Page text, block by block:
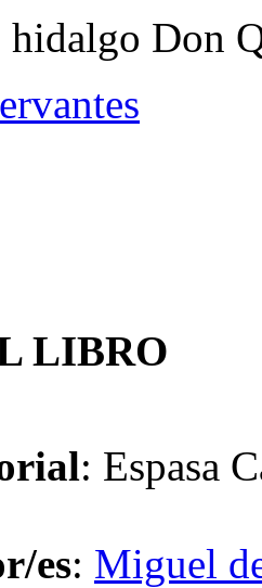
Don
LIBRO
: Espasa
es: Miguel